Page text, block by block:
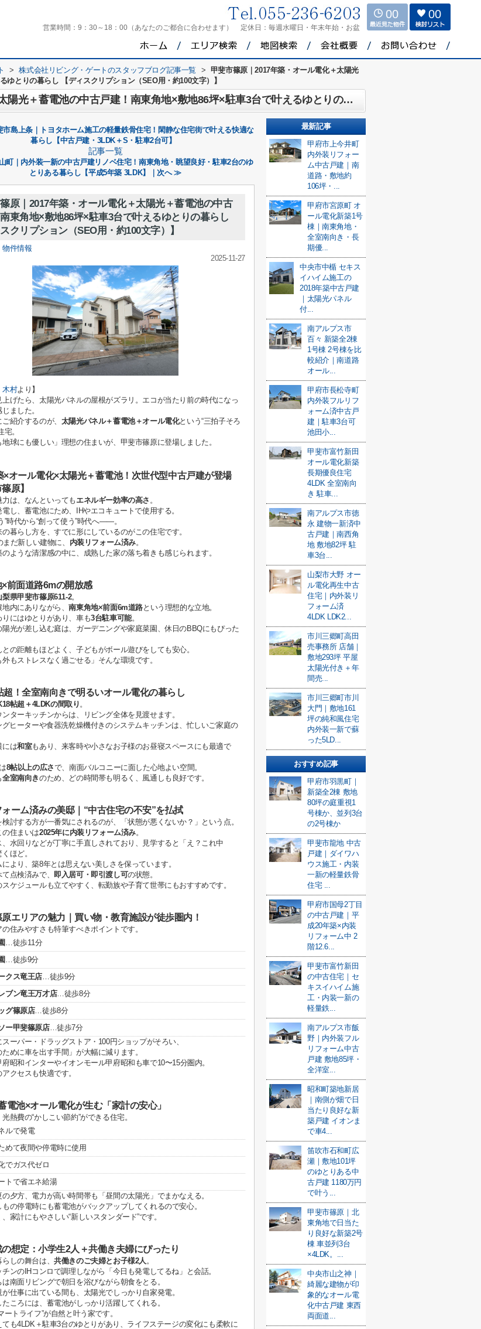
営業時間： 9：30～18：00（あなたのご都合に合わせます） 定休日： 毎週水曜日・年末年始・お盆
00 00
> 株式会社リビング・ゲートのスタッフブログ記事一覧 > 甲斐市篠原｜2017年築・オール電化＋太陽光
とりの暮らし 【ディスクリプション（SEO用・約100文字）】
甲斐市篠原｜2017年築・オール電化＋太陽光＋蓄電池の中古戸建！南東角地×敷地86坪×駐車3台で叶えるゆとりの暮らし 【ディスクリプション（SEO用・約100文字）】
島上条｜トヨタホーム施工の軽量鉄骨住宅！閑静な住宅街で叶える快適な
暮らし【中古戸建・3LDK＋S・駐車2台可】
記事一覧
町｜内外装一新の中古戸建リノベ住宅！南東角地・眺望良好・駐車2台のゆ
とりある暮らし【平成5年築 3LDK】｜次へ ≫
原｜2017年築・オール電化＋太陽光＋蓄電池の中古
東角地×敷地86坪×駐車3台で叶えるゆとりの暮らし
スクリプション（SEO用・約100文字）】
物件情報
2025-11-27
木村より】
上げたら、太陽光パネルの屋根がズラリ。エコが当たり前の時代になっ
ました。
紹介するのが、 太陽光パネル＋蓄電池＋オール電化という“三拍子そろ
宅。
地球にも優しい」理想の住まいが、甲斐市篠原に登場しました。
×オール電化×太陽光＋蓄電池！次世代型中古戸建が登場
原】
力は、なんといってもエネルギー効率の高さ 。
し、蓄電池にため、IHやエコキュートで使用する。
”時代から“創って使う”時代へ――。
の暮らし方を、すでに形にしているのがこの住宅です。
まだ新しい建物に、 内装リフォーム済み。
のような清潔感の中に、成熟した家の落ち着きも感じられます。
前面道路6mの開放感
梨県甲斐市篠原611-2。
地内にありながら、南東角地×前面6m道路という理想的な立地。
りにはゆとりがあり、車も3台駐車可能。
陽光が差し込む庭は、ガーデニングや家庭菜園、休日のBBQにもぴった
との距離もほどよく、子どもがボール遊びをしても安心。
外もストレスなく過ごせる」そんな環境です。
超！全室南向きで明るいオール電化の暮らし
帖超＋4LDKの間取り。
ターキッチンからは、リビング全体を見渡せます。
グヒーターや食器洗乾燥機付きのシステムキッチンは、忙しいご家庭の
には和室もあり、来客時や小さなお子様のお昼寝スペースにも最適で
8帖以上の広さで、南面バルコニーに面した心地よい空間。
全室南向きのため、どの時間帯も明るく、風通しも良好です。
ーム済みの美邸｜“中古住宅の不安”を払拭
討する方が一番気にされるのが、「状態が悪くないか？」という点。
の住まいは2025年に内装リフォーム済み。
、水回りなどが丁寧に手直しされており、見学すると「え？これ中
ほど。
により、築8年とは思えない美しさを保っています。
点検済みで、 即入居可・即引渡し可の状態。
スケジュールも立てやすく、転勤族や子育て世帯にもおすすめです。
エリアの魅力｜買い物・教育施設が徒歩圏内！
の住みやすさも特筆すべきポイントです。
…徒歩11分
…徒歩9分
クス竜王店 …徒歩9分
ブン竜王万才店…徒歩8分
グ篠原店…徒歩8分
ー甲斐篠原店…徒歩7分
ーパー・ドラッグストア・100円ショップがそろい、
ために車を出す手間」が大幅に減ります。
昭和インターやイオンモール甲府昭和も車で10〜15分圏内。
クセスも快適です。
電池×オール電化が生む「家計の安心」
熱費の“かしこい節約”ができる住宅。
ルで発電
めて夜間や停電時に使用
でガス代ゼロ
トで省エネ給湯
の夕方、電力が高い時間帯も「昼間の太陽光」でまかなえる。
もの停電時にも蓄電池がバックアップしてくれるので安心。
家計にもやさしい“新しいスタンダード”です。
想定：小学生2人＋共働き夫婦にぴったり
らしの舞台は、共働きのご夫婦とお子様2人 。
ンのIHコンロで調理しながら「今日も発電してるね」と会話。
南面リビングで朝日を浴びながら朝食をとる。
が仕事に出ている間も、太陽光でしっかり自家発電。
ころには、蓄電池がしっかり活躍してくれる。
ートライフ”が自然と叶う家です。
ても4LDK＋駐車3台のゆとりがあり、ライフステージの変化にも柔軟に
最新記事
甲府市上今井町
内外装リフォー
ム中古戸建｜南
道路・敷地約
106坪・...
甲府市宮原町 オ
ール電化新築1号
棟｜南東角地・
全室南向き・長
期優...
中央市中楯 セキス
イハイム施工の
2018年築中古戸建
｜太陽光パネル
付...
南アルプス市
百々 新築全2棟
1号棟 2号棟を比
較紹介｜南道路
オール...
甲府市長松寺町
内外装フルリフ
ォーム済中古戸
建｜駐車3台可
池田小...
甲斐市富竹新田
オール電化新築
長期優良住宅
4LDK 全室南向
き 駐車...
南アルプス市徳
永 建物一新済中
古戸建｜南西角
地 敷地82坪 駐
車3台...
山梨市大野 オー
ル電化再生中古
住宅｜内外装リ
フォーム済
4LDK LDK2...
市川三郷町高田
売事務所 店舗｜
敷地293坪 平屋
太陽光付き＋年
間売...
市川三郷町市川
大門｜敷地161
坪の純和風住宅
内外装一新で蘇
った5LD...
おすすめ記事
甲府市羽黒町｜
新築全2棟 敷地
80坪の庭重視1
号棟か、並列3台
の2号棟か
甲斐市龍地 中古
戸建｜ダイワハ
ウス施工・内装
一新の軽量鉄骨
住宅 ...
甲府市国母2丁目
の中古戸建｜平
成20年築×内装
リフォーム中 2
階12.6...
甲斐市富竹新田
の中古住宅｜セ
キスイハイム施
工・内装一新の
軽量鉄...
南アルプス市飯
野｜内外装フル
リフォーム中古
戸建 敷地85坪・
全洋室...
昭和町築地新居
｜南側が畑で日
当たり良好な新
築戸建 イオンま
で車4...
笛吹市石和町広
瀬｜敷地101坪
のゆとりある中
古戸建 1180万円
で叶う...
甲斐市篠原｜北
東角地で日当た
り良好な新築2号
棟 車並列3台
×4LDK。...
中央市山之神｜
綺麗な建物が印
象的なオール電
化中古戸建 東西
両面道...